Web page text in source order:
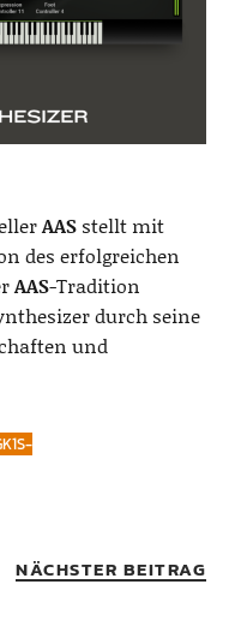
AASstellt mit
des erfolgreichen
AAS-Tradition
durch seine
und
NÄCHSTER BEITRAG